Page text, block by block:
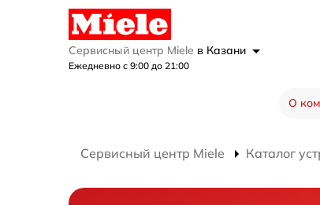
Сервисный центр Miele в Казани
Ежедневно с 9:00 до 21:00
О
Сервисный центр Miele Каталог